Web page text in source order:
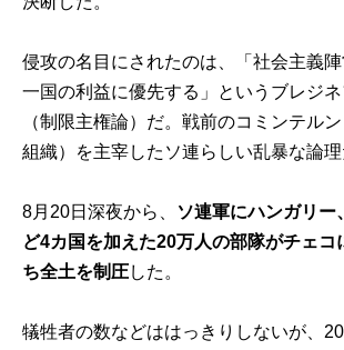
侵攻の名目にされたのは、「社会主義
一国の利益に優先する」というブレジ
（制限主権論）だ。戦前のコミンテル
組織）を主宰したソ連らしい乱暴な論
8月20日深夜から、
ソ連軍にハンガリー
ど4カ国を加えた20万人の部隊がチェコ
ち全土を制圧した。
犠牲者の数などははっきりしないが、